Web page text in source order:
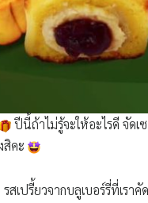
ปีนี้ถ้าไม่รู้จะให้อะไรดี จัด
คะ
รสเปรี้ยวจากบลูเบอร์รี่ที่เ